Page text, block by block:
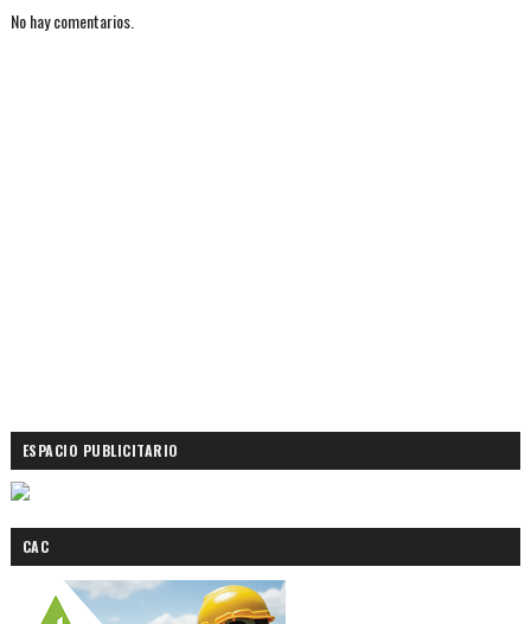
No hay comentarios.
ESPACIO PUBLICITARIO
CAC